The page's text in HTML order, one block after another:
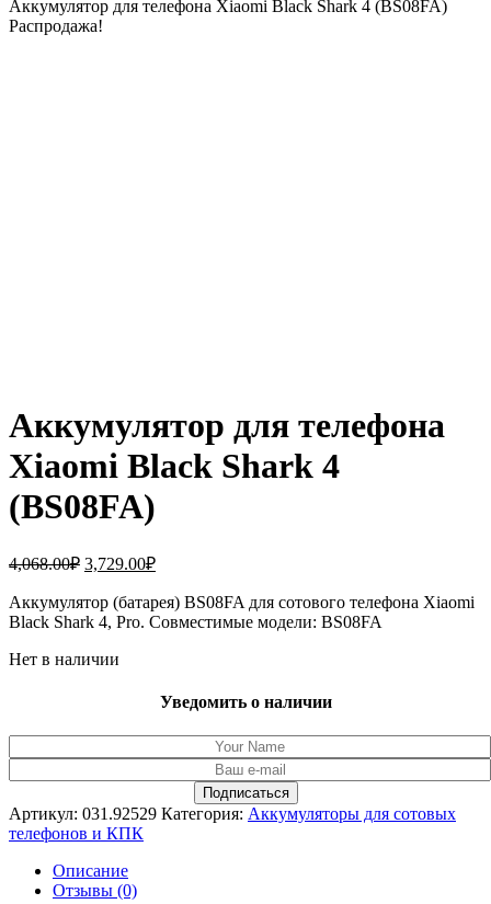
Аккумулятор для телефона Xiaomi Black Shark 4 (BS08FA)
Распродажа!
Аккумулятор для телефона
Xiaomi Black Shark 4
(BS08FA)
4,068.00₽ Первоначальная
составляла
4,068.00₽.
3,729.00₽Текущая
3,729.00₽.
Аккумулятор (батарея) BS08FA для сотового телефона Xiaomi
Black Shark 4, Pro. Совместимые модели: BS08FA
Нет в наличии
Уведомить о наличии
Артикул: 031.92529 Категория: Аккумуляторы для сотовых
телефонов и КПК
Описание
Отзывы (0)